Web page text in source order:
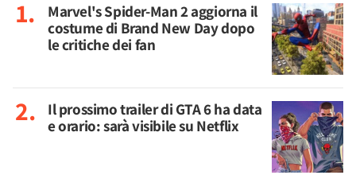
Marvel's Spider-Man 2 aggiorna il
costume di Brand New Day dopo
le critiche dei fan
Il prossimo trailer di GTA 6 ha data
e orario: sarà visibile su Netflix